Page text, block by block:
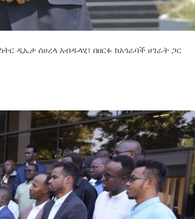
ዲኤታ ሰሀረላ አብዱላሂ፣ በዘርፉ ከአጎራባች ሀገራት ጋር